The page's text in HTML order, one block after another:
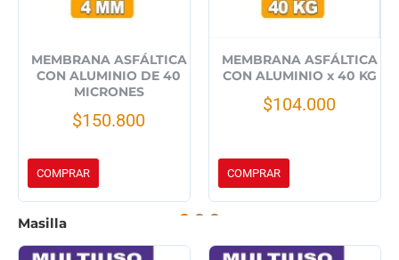
MEMBRANA ASFÁLTICA
CON ALUMINIO DE 40
MICRONES
$150.800
COMPRAR
MEMBRANA ASFÁLTICA
CON ALUMINIO x 40 KG
$104.000
COMPRAR
Masilla